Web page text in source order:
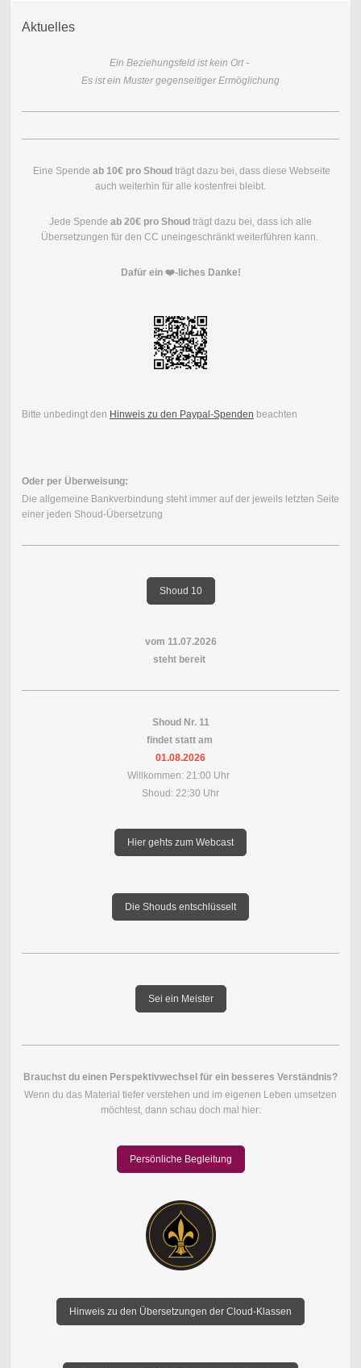
Aktuelles
Ein Beziehungsfeld ist kein Ort -
Es ist ein Muster gegenseitiger Ermöglichung
Eine Spende ab 10€ pro Shoud trägt dazu bei, dass diese Webseite
auch weiterhin für alle kostenfrei bleibt.
Jede Spende ab 20€ pro Shoud trägt dazu bei, dass ich alle
Übersetzungen für den CC uneingeschränkt weiterführen kann.
Dafür ein ❤️-liches Danke!
Bitte unbedingt den Hinweis zu den Paypal-Spenden beachten
Oder per Überweisung:
Die allgemeine Bankverbindung steht immer auf der jeweils letzten Seite
einer jeden Shoud-Übersetzung
Shoud 10
vom 11.07.2026
steht bereit
Shoud Nr. 11
findet statt am
01.08.2026
Willkommen: 21:00 Uhr
Shoud: 22:30 Uhr
Hier gehts zum Webcast
Die Shouds entschlüsselt
Sei ein Meister
Brauchst du einen Perspektivwechsel für ein besseres Verständnis?
Wenn du das Material tiefer verstehen und im eigenen Leben umsetzen
möchtest, dann schau doch mal hier:
Persönliche Begleitung
Hinweis zu den Übersetzungen der Cloud-Klassen